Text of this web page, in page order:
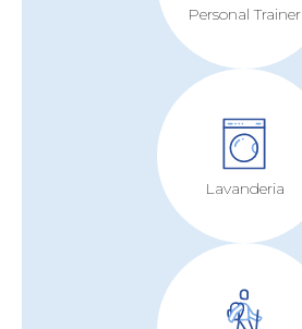
Personal Trainer
Lavanderia